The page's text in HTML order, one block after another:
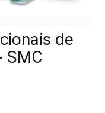
de
SMC